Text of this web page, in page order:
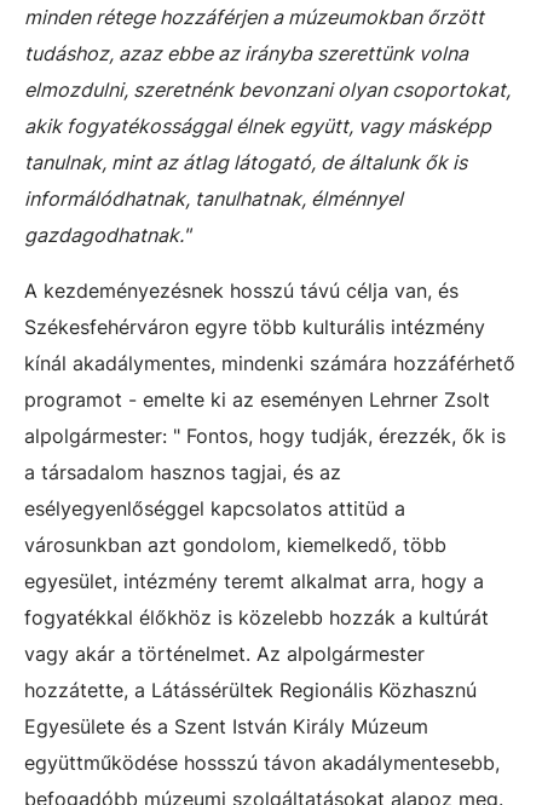
minden rétege hozzáférjen a múzeumokban őrzött
tudáshoz, azaz ebbe az irányba szerettünk volna
elmozdulni, szeretnénk bevonzani olyan csoportokat,
akik fogyatékossággal élnek együtt, vagy másképp
tanulnak, mint az átlag látogató, de általunk ők is
informálódhatnak, tanulhatnak, élménnyel
gazdagodhatnak."
A kezdeményezésnek hosszú távú célja van, és
Székesfehérváron egyre több kulturális intézmény
kínál akadálymentes, mindenki számára hozzáférhető
programot - emelte ki az eseményen Lehrner Zsolt
alpolgármester: " Fontos, hogy tudják, érezzék, ők is
a társadalom hasznos tagjai, és az
esélyegyenlőséggel kapcsolatos attitüd a
városunkban azt gondolom, kiemelkedő, több
egyesület, intézmény teremt alkalmat arra, hogy a
fogyatékkal élőkhöz is közelebb hozzák a kultúrát
vagy akár a történelmet. Az alpolgármester
hozzátette, a Látássérültek Regionális Közhasznú
Egyesülete és a Szent István Király Múzeum
együttműködése hossszú távon akadálymentesebb,
befogadóbb múzeumi szolgáltatásokat alapoz meg.